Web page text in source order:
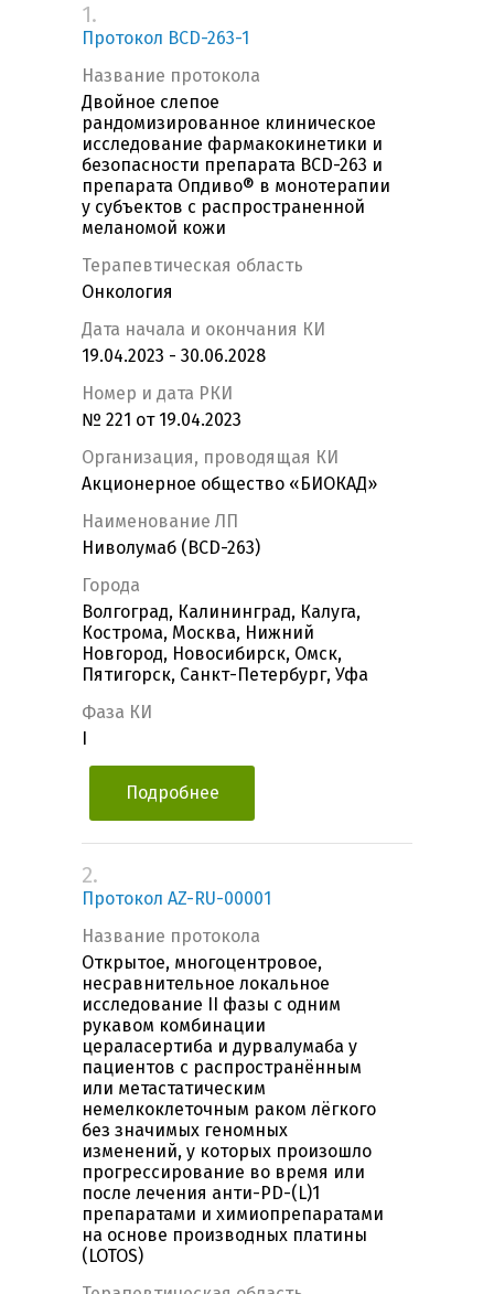
1.
Протокол BCD-263-1
Название протокола
Двойное слепое
рандомизированное клиническое
исследование фармакокинетики и
безопасности препарата BCD-263 и
препарата Опдиво® в монотерапии
у субъектов с распространенной
меланомой кожи
Терапевтическая область
Онкология
Дата начала и окончания КИ
19.04.2023 - 30.06.2028
Номер и дата РКИ
№ 221 от 19.04.2023
Организация, проводящая КИ
Акционерное общество «БИОКАД»
Наименование ЛП
Ниволумаб (BCD-263)
Города
Волгоград, Калининград, Калуга,
Кострома, Москва, Нижний
Новгород, Новосибирск, Омск,
Пятигорск, Санкт-Петербург, Уфа
Фаза КИ
Подробнее
2.
Протокол AZ-RU-00001
Название протокола
Открытое, многоцентровое,
несравнительное локальное
исследование II фазы с одним
рукавом комбинации
цераласертиба и дурвалумаба у
пациентов с распространённым
или метастатическим
немелкоклеточным раком лёгкого
без значимых геномных
изменений, у которых произошло
прогрессирование во время или
после лечения анти-PD-(L)1
препаратами и химиопрепаратами
на основе производных платины
(LOTOS)